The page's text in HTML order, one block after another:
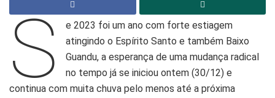
S
e 2023 foi um ano com forte estiagem
atingindo o Espírito Santo e também Baixo
Guandu, a esperança de uma mudança radical
no tempo já se iniciou ontem (30/12) e
continua com muita chuva pelo menos até a próxima